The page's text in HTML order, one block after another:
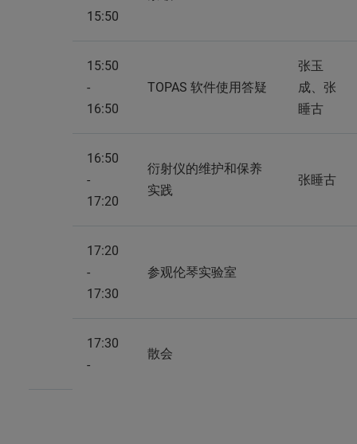
15:50
15:50
-
16:50
TOPAS 软件使用答疑
张玉
成、张
睡古
16:50
-
17:20
衍射仪的维护和保养
实践
张睡古
17:20
-
17:30
参观伦琴实验室
17:30
-
散会